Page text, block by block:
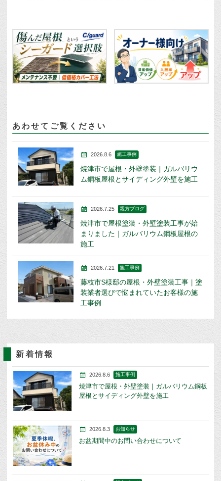
あわせてご覧ください
2026.8.6 施工事例
焼津市で屋根・外壁塗装｜ガルバリウ
ム鋼板屋根とサイディング外壁を施工
2026.7.25 親方ブログ
焼津市で屋根塗装・外壁塗装工事が始
まりました｜ガルバリウム鋼板屋根の
施工
2026.7.21 施工事例
藤枝市S様邸の屋根・外壁塗装工事｜塗
装業者選びで悩まれていたお客様の施
工事例
新着情報
2026.8.6 施工事例
焼津市で屋根・外壁塗装｜ガルバリウム鋼板
屋根とサイディング外壁を施工
2026.8.3 お知らせ
お盆期間中のお問い合わせについて